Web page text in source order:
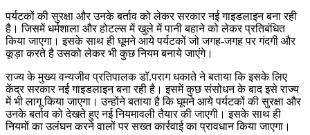
पर्यटकों की सुरक्षा और उनके बर्ताव को लेकर सरकार नई गाइडलाइन बना रही
है। जिसमें धर्मशाला और होटल्स में खुले में पानी बहाने को लेकर प्रतिबंधित
किया जाएगा। इसके साथ ही घूमने आये पर्यटकों जो जगह-जगह पर गंदगी और
कूड़ा करते है उसको लेकर भी कुछ नियम बनाये जाएंगे।
राज्य के मुख्य वन्यजीव प्रतिपालक डॉ.पराग धकाते ने बताया कि इसके लिए
केंद्र सरकार नई गाइडलाइन बना रही है। इसमें कुछ संसोधन के बाद इसे राज्य
में भी लागू किया जाएगा। उन्होंने बताया है कि घूमने आये पर्यटकों की सुरक्षा और
उनके बर्ताव को देखते हुए नई नियमावली तैयार की जाएगी। इसके साथ ही
नियमों का उलंघन करने वालों पर सख्त कार्रवाई का प्रावधान किया जाएगा।